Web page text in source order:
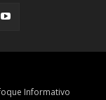
Informativo